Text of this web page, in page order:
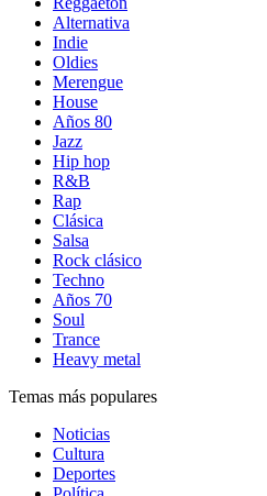
Alternativa
Indie
Oldies
Merengue
House
Años 80
Jazz
Hip hop
R&B
Rap
Clásica
Salsa
Rock clásico
Techno
Años 70
Soul
Trance
Heavy metal
Temas más populares
Noticias
Cultura
Deportes